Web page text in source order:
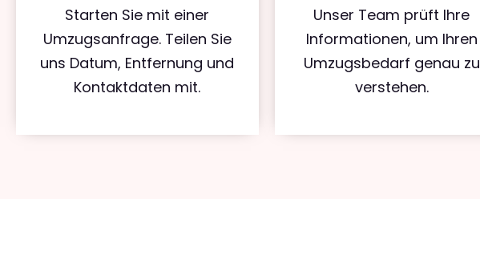
Starten Sie mit einer
Umzugsanfrage. Teilen Sie
uns Datum, Entfernung und
Kontaktdaten mit.
Unser Team prüft Ihre
Informationen, um Ihren
Umzugsbedarf genau zu
verstehen.